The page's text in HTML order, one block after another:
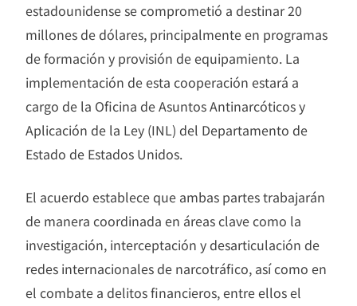
estadounidense se comprometió a destinar 20
millones de dólares, principalmente en programas
de formación y provisión de equipamiento. La
implementación de esta cooperación estará a
cargo de la Oficina de Asuntos Antinarcóticos y
Aplicación de la Ley (INL) del Departamento de
Estado de Estados Unidos.
El acuerdo establece que ambas partes trabajarán
de manera coordinada en áreas clave como la
investigación, interceptación y desarticulación de
redes internacionales de narcotráfico, así como en
el combate a delitos financieros, entre ellos el